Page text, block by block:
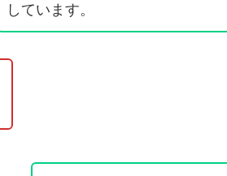
しています。